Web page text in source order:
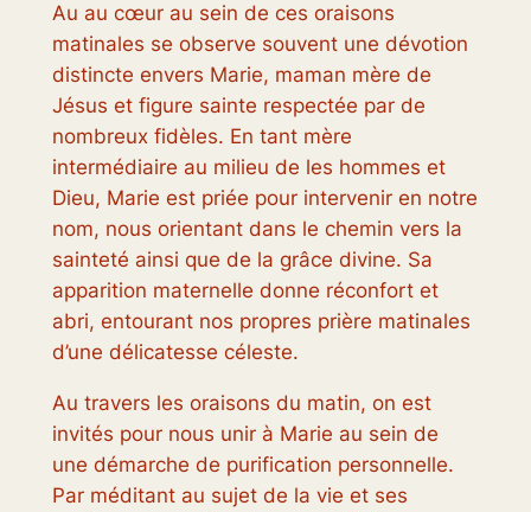
Au au cœur au sein de ces oraisons
matinales se observe souvent une dévotion
distincte envers Marie, maman mère de
Jésus et figure sainte respectée par de
nombreux fidèles. En tant mère
intermédiaire au milieu de les hommes et
Dieu, Marie est priée pour intervenir en notre
nom, nous orientant dans le chemin vers la
sainteté ainsi que de la grâce divine. Sa
apparition maternelle donne réconfort et
abri, entourant nos propres prière matinales
d’une délicatesse céleste.
Au travers les oraisons du matin, on est
invités pour nous unir à Marie au sein de
une démarche de purification personnelle.
Par méditant au sujet de la vie et ses